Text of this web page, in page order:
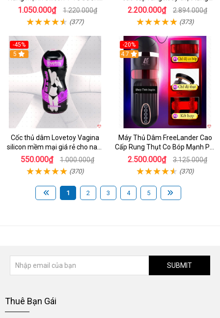
Tột Đỉnh
1.050.000₫ 1.220.000₫
(377)
khoái cảm
2.200.000₫ 2.894.000₫
(373)
-45%
5
Cốc thủ dâm Lovetoy Vagina
silicon mềm mại giá rẻ cho nam
cực sướng
550.000₫ 1.000.000₫
(370)
-20%
4.7
Máy Thủ Dâm FreeLander Cao
Cấp Rung Thụt Co Bóp Mạnh Pin
Sạc
2.500.000₫ 3.125.000₫
(370)
1 2 3 4 5
SUBMIT
Thuê Bạn Gái